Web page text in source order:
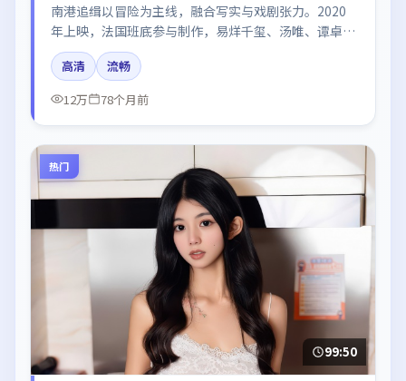
南港追缉以冒险为主线，融合写实与戏剧张力。2020
年上映，法国班底参与制作，易烊千玺、汤唯、谭卓在
片中呈现细腻表演，影像风格统一，配乐与剪辑强化了
情绪曲线。
高清
流畅
12万
78个月前
热门
99:50